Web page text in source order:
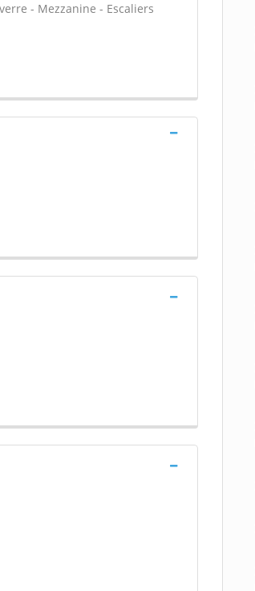
- Mezzanine - Escaliers